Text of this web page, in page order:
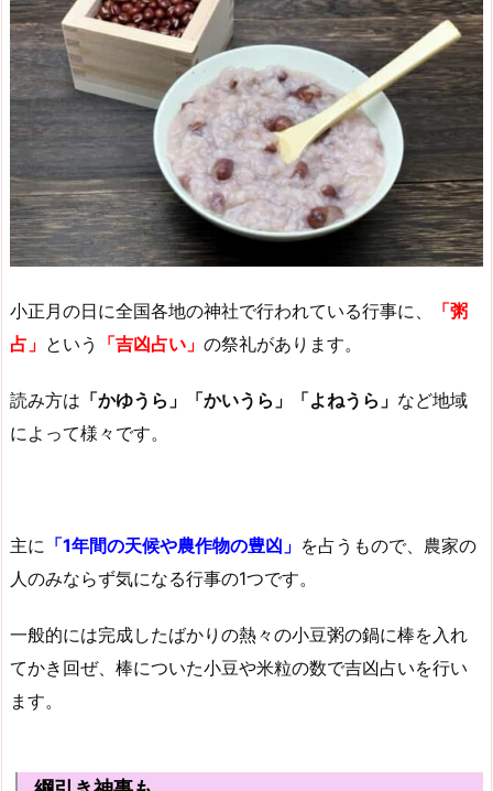
小正月の日に全国各地の神社で行われている行事に、
「粥
占」 という 「吉凶占い」 の祭礼があります。
読み方は 「かゆうら」「かいうら」「よねうら」 など地域
によって様々です。
主に 「1年間の天候や農作物の豊凶」 を占うもので、農家の
人のみならず気になる行事の1つです。
一般的には完成したばかりの熱々の小豆粥の鍋に棒を入れ
てかき回ぜ、棒についた小豆や米粒の数で吉凶占いを行い
ます。